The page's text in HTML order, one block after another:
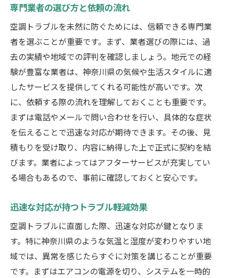
専門業者の選び方と依頼の流れ
空調トラブルを未然に防ぐためには、信頼できる専門業
者を選ぶことが重要です。まず、業者選びの際には、過
去の実績や地域での評判を確認しましょう。地元での経
験が豊富な業者は、神奈川県の気候や生活スタイルに適
したサービスを提供してくれる可能性が高いです。次
に、依頼する際の流れを理解しておくことも重要です。
まずは電話やメールで問い合わせを行い、具体的な症状
を伝えることで迅速な対応が期待できます。その後、見
積もりを受け取り、内容に納得した上で正式に契約を結
びます。業者によってはアフターサービスが充実してい
る場合もあるので、事前に確認しておくと安心です。
迅速な対応が持つトラブル軽減効果
空調トラブルに直面した際、迅速な対応が鍵となりま
す。特に神奈川県のような気温と湿度が変わりやすい地
域では、異常を感じたらすぐに対策を講じることが重要
です。まずはエアコンの電源を切り、システムを一時的